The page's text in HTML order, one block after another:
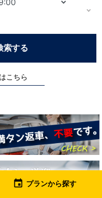
索する
こちら
event プランから探す